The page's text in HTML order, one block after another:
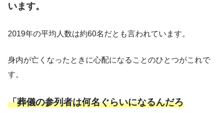
います。
2019年の平均人数は約60名だとも言われています。
身内が亡くなったときに心配になることのひとつがこれで
す。
「葬儀の参列者は何名ぐらいになるんだろ